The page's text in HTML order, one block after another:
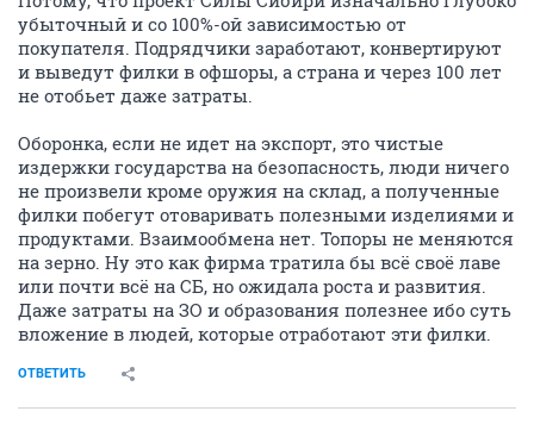
убыточный и со 100%-ой зависимостью от
покупателя. Подрядчики заработают, конвертируют
и выведут филки в офшоры, а страна и через 100 лет
не отобьет даже затраты.
Оборонка, если не идет на экспорт, это чистые
издержки государства на безопасность, люди ничего
не произвели кроме оружия на склад, а полученные
филки побегут отоваривать полезными изделиями и
продуктами. Взаимообмена нет. Топоры не меняются
на зерно. Ну это как фирма тратила бы всё своё лаве
или почти всё на СБ, но ожидала роста и развития.
Даже затраты на ЗО и образования полезнее ибо суть
вложение в людей, которые отработают эти филки.
ОТВЕТИТЬ